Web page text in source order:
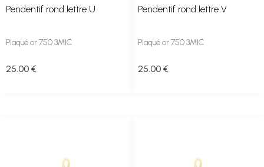
Pendentif rond lettre U
Plaqué or 750 3MIC
25 .00 €
Pendentif rond lettre V
Plaqué or 750 3MIC
25 .00 €